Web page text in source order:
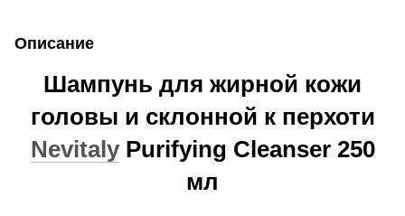
Описание
Шампунь для жирной кожи
головы и склонной к перхоти
NevitalyPurifying Cleanser 250
мл